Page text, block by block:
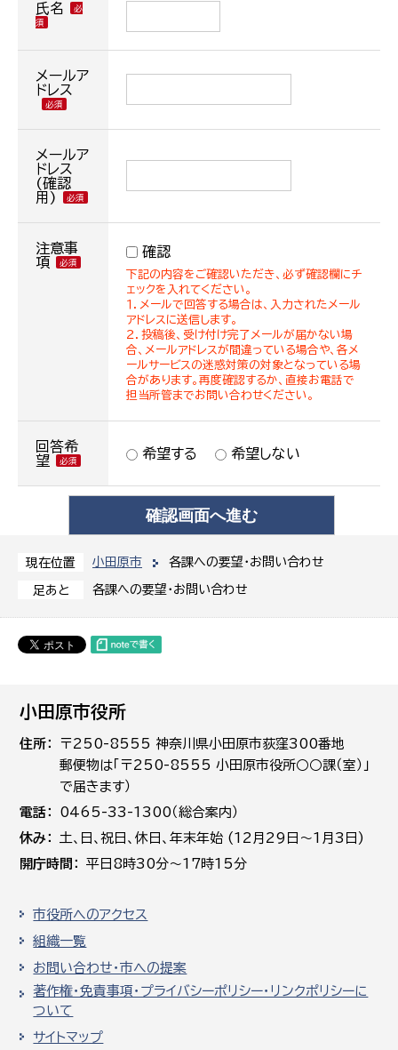
現在位置 小田原市 各課への要望・お問い合わせ
足あと 各課への要望・お問い合わせ
氏名
メールア
ドレス
メールア
ドレス
(確認
用)
注意事
項
確認
下記の内容をご確認いただき、必ず確認欄にチ
ェックを入れてください。
１．メールで回答する場合は、入力されたメール
アドレスに送信します。
２．投稿後、受け付け完了メールが届かない場
合、メールアドレスが間違っている場合や、各メ
ールサービスの迷惑対策の対象となっている場
合があります。再度確認するか、直接お電話で
担当所管までお問い合わせください。
回答希
望
希望する 希望しない
小田原市役所
住所
〒250-8555 神奈川県小田原市荻窪300番地
郵便物は「〒250-8555 小田原市役所○○課（室）」
で届きます）
電話
0465-33-1300（総合案内）
休み
土､日､祝日、休日、年末年始 (12月29日～1月3日)
開庁時間
平日8時30分～17時15分
市役所へのアクセス
組織一覧
お問い合わせ・市への提案
著作権・免責事項・プライバシーポリシー・リンクポリシーに
ついて
サイトマップ